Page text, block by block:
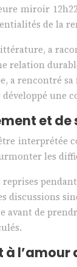
miroir
de la
a
relation
a rencontré
une
et de
interprétée
les
discussions
avant de
à l’amour